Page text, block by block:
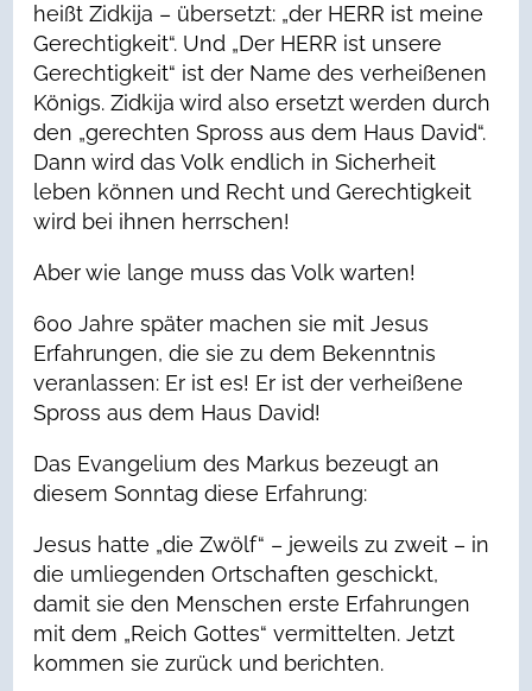
heißt Zidkija – übersetzt: „der HERR ist meine
Gerechtigkeit“. Und „Der HERR ist unsere
Gerechtigkeit“ ist der Name des verheißenen
Königs. Zidkija wird also ersetzt werden durch
den „gerechten Spross aus dem Haus David“.
Dann wird das Volk endlich in Sicherheit
leben können und Recht und Gerechtigkeit
wird bei ihnen herrschen!
Aber wie lange muss das Volk warten!
600 Jahre später machen sie mit Jesus
Erfahrungen, die sie zu dem Bekenntnis
veranlassen: Er ist es! Er ist der verheißene
Spross aus dem Haus David!
Das Evangelium des Markus bezeugt an
diesem Sonntag diese Erfahrung:
Jesus hatte „die Zwölf“ – jeweils zu zweit – in
die umliegenden Ortschaften geschickt,
damit sie den Menschen erste Erfahrungen
mit dem „Reich Gottes“ vermittelten. Jetzt
kommen sie zurück und berichten.